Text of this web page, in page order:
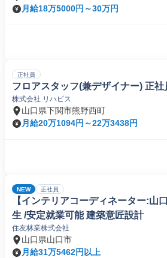
月給18万5000円～30万円
正社員
フロアスタッフ(兼デザイナー) 正社
株式会社 リハピス
山口県下関市熊野西町
月給20万1094円～22万3438円
NEW 正社員
【インテリアコーディネーター:山
生 /安定就業可能 建築意匠設計
住友林業株式会社
山口県山口市
月給31万5462円以上